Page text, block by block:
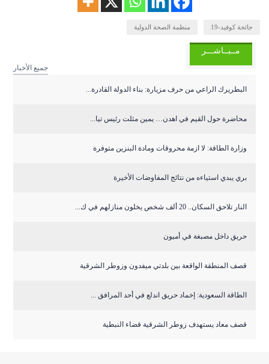
جائحة كوفيد-19 منظمة الصحة الدولية
مــبــاشـــر
جميع الأخبار
البطريرك الراعي من حرف مزيارة: بناء الدولة القادرة...
محاضرة حول القيم في اهدن… يمين مثلت رئيس تيا...
وزارة الطاقة: لا ازمة محروقات ومادة البنزين متوفرة
بري يبدي استياءه من نتائج المفاوضات الأخيرة
النار تلاحق السكان.. 20 ألف شخص يخلون منازلهم في ك...
حريق داخل مصبغة في أميون
قصف المنطقة الواقعة بين بلدتي ميفدون وزوطر الشرقية
‏الطاقة السعودية: إخماد حريق اندلع في أحد المرافق ...
قصف معاد يستهدف زوطر الشرقية قضاء النبطية